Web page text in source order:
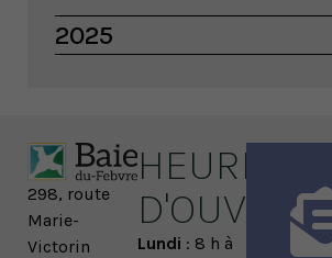
2025
298, route
Marie-
Victorin
HEURES
Lundi : 8 h à